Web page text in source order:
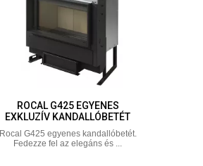
ROCAL G425 EGYENES
EXKLUZÍV KANDALLÓBETÉT
Rocal G425 egyenes kandallóbetét.
Fedezze fel az elegáns és ...